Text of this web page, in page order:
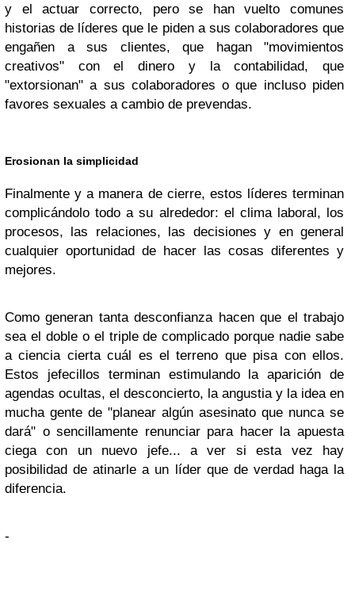
y el actuar correcto, pero se han vuelto comunes
historias de líderes que le piden a sus colaboradores que
engañen a sus clientes, que hagan "movimientos
creativos" con el dinero y la contabilidad, que
"extorsionan" a sus colaboradores o que incluso piden
favores sexuales a cambio de prevendas.
Erosionan la simplicidad
Finalmente y a manera de cierre, estos líderes terminan
complicándolo todo a su alrededor: el clima laboral, los
procesos, las relaciones, las decisiones y en general
cualquier oportunidad de hacer las cosas diferentes y
mejores.
Como generan tanta desconfianza hacen que el trabajo
sea el doble o el triple de complicado porque nadie sabe
a ciencia cierta cuál es el terreno que pisa con ellos.
Estos jefecillos terminan estimulando la aparición de
agendas ocultas, el desconcierto, la angustia y la idea en
mucha gente de "planear algún asesinato que nunca se
dará" o sencillamente renunciar para hacer la apuesta
ciega con un nuevo jefe... a ver si esta vez hay
posibilidad de atinarle a un líder que de verdad haga la
diferencia.
-